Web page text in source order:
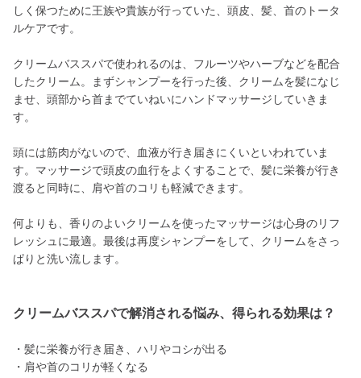
しく保つために王族や貴族が行っていた、頭皮、髪、首のトータ
ルケアです。
クリームバススパで使われるのは、フルーツやハーブなどを配合
したクリーム。まずシャンプーを行った後、クリームを髪になじ
ませ、頭部から首までていねいにハンドマッサージしていきま
す。
頭には筋肉がないので、血液が行き届きにくいといわれていま
す。マッサージで頭皮の血行をよくすることで、髪に栄養が行き
渡ると同時に、肩や首のコリも軽減できます。
何よりも、香りのよいクリームを使ったマッサージは心身のリフ
レッシュに最適。最後は再度シャンプーをして、クリームをさっ
ぱりと洗い流します。
クリームバススパで解消される悩み、得られる効果は？
・髪に栄養が行き届き、ハリやコシが出る
・肩や首のコリが軽くなる